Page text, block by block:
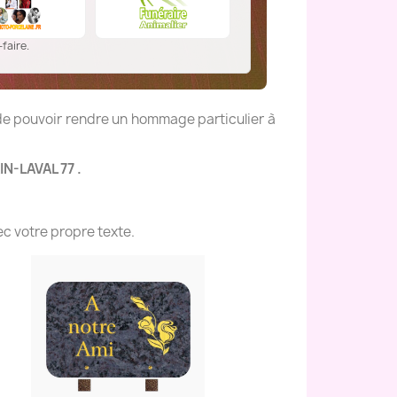
pouvoir rendre un hommage particulier à
LAVAL 77 .
votre propre texte.